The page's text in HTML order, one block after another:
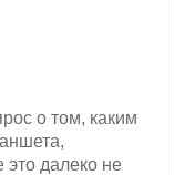
о том, каким
это далеко не